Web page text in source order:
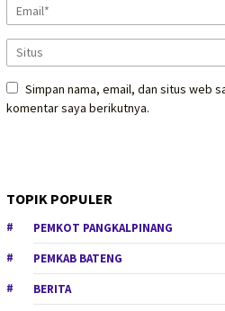
Simpan nama, email, dan situs web
komentar saya berikutnya.
TOPIK POPULER
PEMKOT PANGKALPINANG
PEMKAB BATENG
BERITA